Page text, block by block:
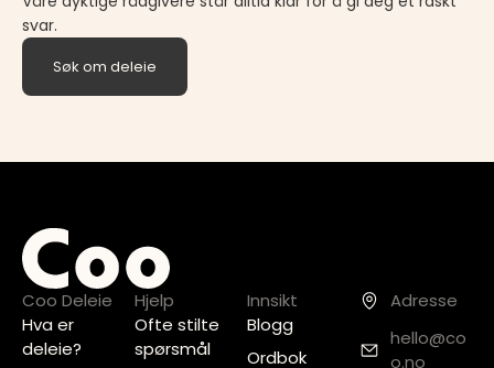
svar.
Søk om deleie
Coo Deleie
Hva er
deleie?
Hjelp
Ofte stilte
spørsmål
Innsikt
Blogg
Ordbok
Adresse
hello@co
o.no